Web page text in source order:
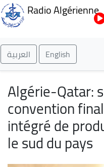
Radio Algérienne
العربية English
Algérie-Qatar:
convention
intégré de
le sud du pays